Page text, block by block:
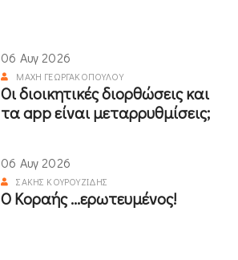
06 Αυγ 2026
ΜΆΧΗ ΓΕΩΡΓΑΚΟΠΟΎΛΟΥ
Οι διοικητικές διορθώσεις και
τα app είναι μεταρρυθμίσεις;
06 Αυγ 2026
ΣΆΚΗΣ ΚΟΥΡΟΥΖΊΔΗΣ
Ο Κοραής ...ερωτευμένος!